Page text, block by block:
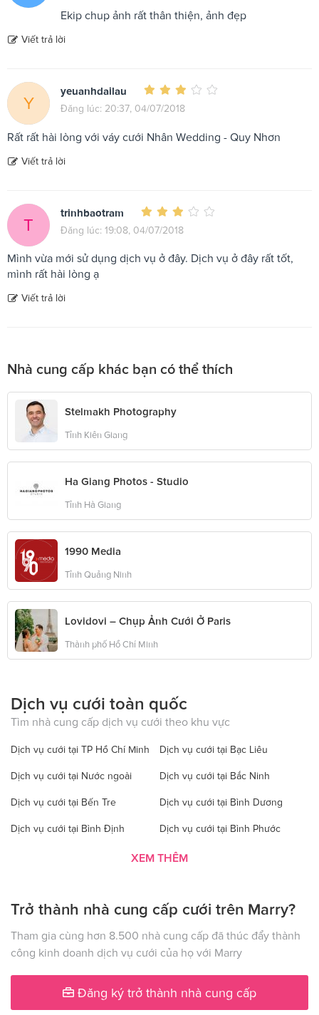
Ekip chup ảnh rất thân thiện, ảnh đẹp
Viết trả lời
Y
yeuanhdailau
Đăng lúc: 20:37, 04/07/2018
Rất rất hài lòng với váy cưới Nhân Wedding - Quy Nhơn
Viết trả lời
T
trinhbaotram
Đăng lúc: 19:08, 04/07/2018
Mình vừa mới sử dụng dịch vụ ở đây. Dịch vụ ở đây rất tốt,
mình rất hài lòng ạ
Viết trả lời
Nhà cung cấp khác bạn có thể thích
Stelmakh Photography
Tỉnh Kiên Giang
Ha Giang Photos - Studio
Tỉnh Hà Giang
1990 Media
Tỉnh Quảng Ninh
Lovidovi – Chụp Ảnh Cưới Ở Paris
Thành phố Hồ Chí Minh
Dịch vụ cưới toàn quốc
Tìm nhà cung cấp dịch vụ cưới theo khu vực
Dịch vụ cưới tại TP Hồ Chí Minh Dịch vụ cưới tại Bạc Liêu
Dịch vụ cưới tại Nước ngoài Dịch vụ cưới tại Bắc Ninh
Dịch vụ cưới tại Bến Tre Dịch vụ cưới tại Bình Dương
Dịch vụ cưới tại Bình Định Dịch vụ cưới tại Bình Phước
Dịch vụ cưới tại Bình Thuận Dịch vụ cưới tại Cà Mau
Dịch vụ cưới tại Hà Nội Dịch vụ cưới tại Đăk Nông
Dịch vụ cưới tại Điện Biên Dịch vụ cưới tại Đồng Nai
Dịch vụ cưới tại Đồng Tháp Dịch vụ cưới tại Gia Lai
Dịch vụ cưới tại Hà Giang Dịch vụ cưới tại Hà Nam
XEM THÊM
Trở thành nhà cung cấp cưới trên Marry?
Tham gia cùng hơn 8.500 nhà cung cấp đã thúc đẩy thành
công kinh doanh dịch vụ cưới của họ với Marry
Đăng ký trở thành nhà cung cấp